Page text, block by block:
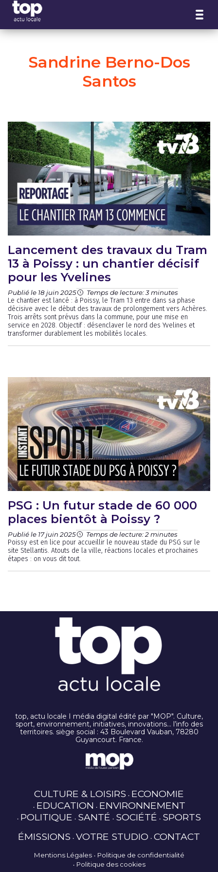
Sandrine Berno-Dos
Santos
Lancement des travaux du Tram
13 à Poissy : un chantier décisif
pour les Yvelines
Publié le 18 juin 2025 Temps de lecture: 3 minutes
Le chantier est lancé : à Poissy, le Tram 13 entre dans sa phase
décisive avec le début des travaux de prolongement vers Achères.
Trois arrêts sont prévus dans la commune, pour une mise en
service en 2028. Objectif : désenclaver le nord des Yvelines et
transformer durablement les mobilités locales.
PSG : Un futur stade de 60 000
places bientôt à Poissy ?
Publié le 17 juin 2025 Temps de lecture: 2 minutes
Poissy est en lice pour accueillir le nouveau stade du PSG sur le
site Stellantis. Atouts de la ville, réactions locales et prochaines
étapes : on vous dit tout.
top, actu locale I média digital édité par "MOP". Culture,
sport, environnement, initiatives, innovations… l’info des
territoires. siège social : 43 Boulevard Vauban, 78280
Guyancourt. France.
CULTURE & LOISIRS ECONOMIE
EDUCATION ENVIRONNEMENT
POLITIQUE SANTÉ SOCIÉTÉ SPORTS
ÉMISSIONS VOTRE STUDIO CONTACT
Mentions Légales
Politique de confidentialité
Politique des cookies
Panneau de gestion des cookies